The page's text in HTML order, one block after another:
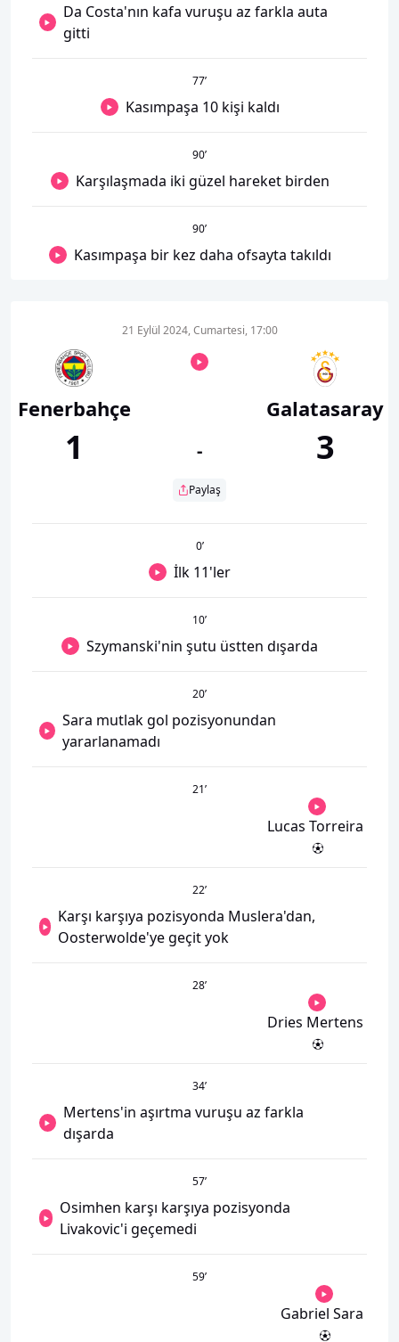
Da Costa'nın kafa vuruşu az farkla auta
gitti
77’
Kasımpaşa 10 kişi kaldı
90’
Karşılaşmada iki güzel hareket birden
90’
Kasımpaşa bir kez daha ofsayta takıldı
Fenerbahçe
1
21 Eylül 2024, Cumartesi, 17:00
-
Paylaş
Galatasaray
3
0’
İlk 11'ler
10’
Szymanski'nin şutu üstten dışarda
20’
Sara mutlak gol pozisyonundan
yararlanamadı
21’
Lucas Torreira
22’
Karşı karşıya pozisyonda Muslera'dan,
Oosterwolde'ye geçit yok
28’
Dries Mertens
34’
Mertens'in aşırtma vuruşu az farkla
dışarda
57’
Osimhen karşı karşıya pozisyonda
Livakovic'i geçemedi
59’
Gabriel Sara